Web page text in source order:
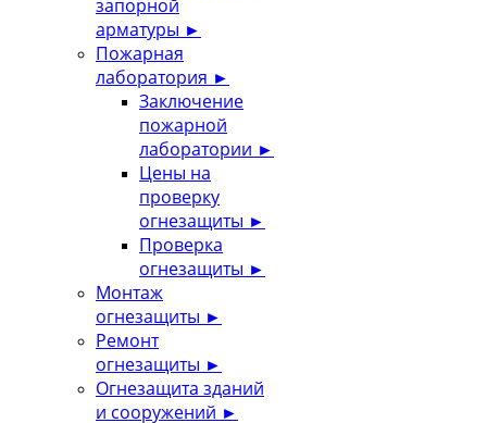
запорной
арматуры ►
Пожарная
лаборатория ►
Заключение
пожарной
лаборатории ►
Цены на
проверку
огнезащиты ►
Проверка
огнезащиты ►
Монтаж
огнезащиты ►
Ремонт
огнезащиты ►
Огнезащита зданий
и сооружений ►